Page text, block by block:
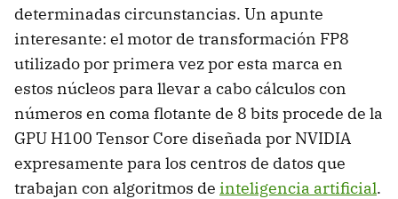
determinadas circunstancias. Un apunte
interesante: el motor de transformación FP8
utilizado por primera vez por esta marca en
estos núcleos para llevar a cabo cálculos con
números en coma flotante de 8 bits procede de la
GPU H100 Tensor Core diseñada por NVIDIA
expresamente para los centros de datos que
trabajan con algoritmos de inteligencia artificial.